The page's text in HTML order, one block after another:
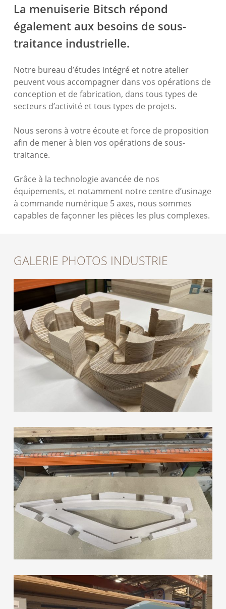
La menuiserie Bitsch répond
également aux besoins de sous-
traitance industrielle.
Notre bureau d’études intégré et notre atelier
peuvent vous accompagner dans vos opérations de
conception et de fabrication, dans tous types de
secteurs d’activité et tous types de projets.
Nous serons à votre écoute et force de proposition
afin de mener à bien vos opérations de sous-
traitance.
Grâce à la technologie avancée de nos
équipements, et notamment notre centre d’usinage
à commande numérique 5 axes, nous sommes
capables de façonner les pièces les plus complexes.
GALERIE PHOTOS INDUSTRIE